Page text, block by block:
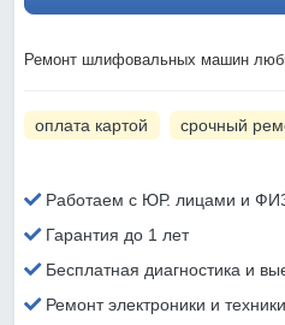
Ремонт шлифовальных машин
оплата картой срочный
Работаем с ЮР. лицами и
Гарантия до 1 лет
Бесплатная диагностика и
Ремонт электроники и